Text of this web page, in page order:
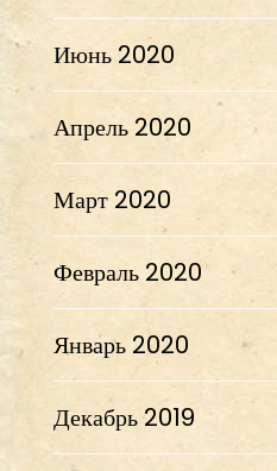
Июнь 2020
Апрель 2020
Март 2020
Февраль 2020
Январь 2020
Декабрь 2019